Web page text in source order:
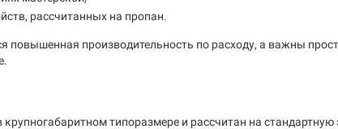
рассчитанных на пропан.
повышенная производительность по расходу, а важны
типоразмере и рассчитан на стандартную